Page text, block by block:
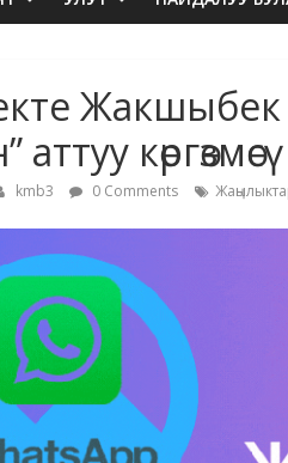
kmb3 0 Comments